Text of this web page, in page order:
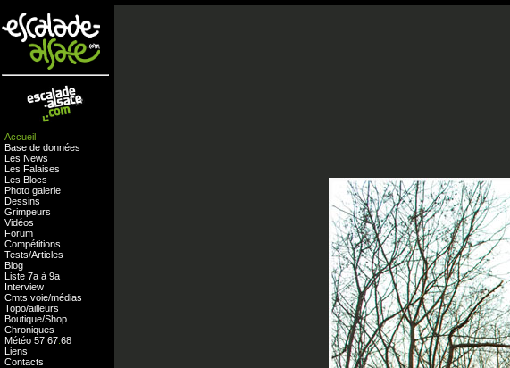
Accueil
Base de données
Les News
Les Falaises
Les Blocs
Photo galerie
Dessins
Grimpeurs
Vidéos
Forum
Compétitions
Tests/Articles
Blog
Liste 7a à 9a
Interview
Cmts voie/médias
Topo/ailleurs
Boutique/Shop
Chroniques
Météo 57 67 68
Liens
Contacts